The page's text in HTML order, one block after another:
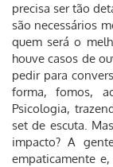
precisa ser tão
são necessários
quem será o
houve casos de
pedir para
forma, fomos,
Psicologia,
set de escuta.
impacto? A
empaticamente